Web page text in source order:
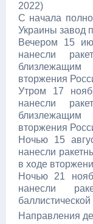
2022)
С начала
Украины завод
Вечером 15
нанесли
вторжения
Утром 17
нанесли
вторжения
Ночью 15
нанесли
в ходе
Ночью 21
нанесли
Направления